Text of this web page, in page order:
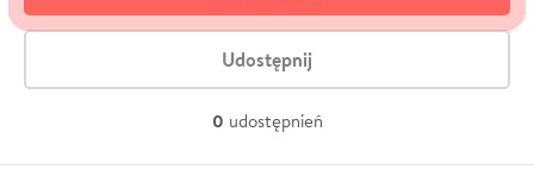
Udostępnij
0 udostępnień